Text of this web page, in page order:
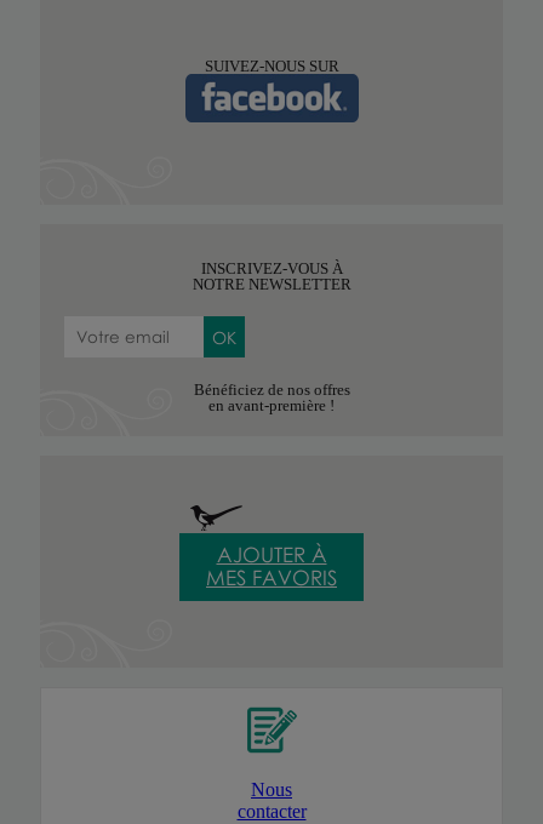
SUIVEZ-NOUS SUR
INSCRIVEZ-VOUS À
NOTRE NEWSLETTER
Bénéficiez de nos offres
en avant-première !
AJOUTER À
MES FAVORIS
Nous
contacter